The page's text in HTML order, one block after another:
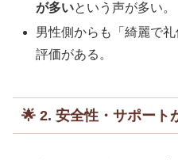
が多いという声が多い。
男性側からも「綺麗で
評価がある。
🌟 2. 安全性・サポート